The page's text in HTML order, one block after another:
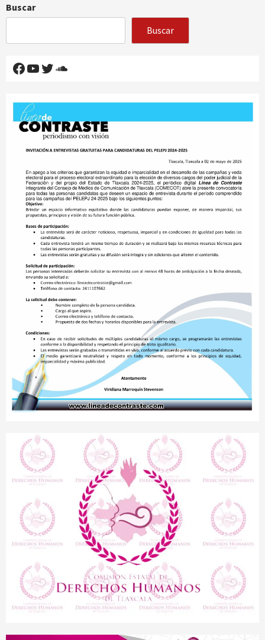
Buscar
Buscar
Facebook
YouTube
Twitter
SoundCloud